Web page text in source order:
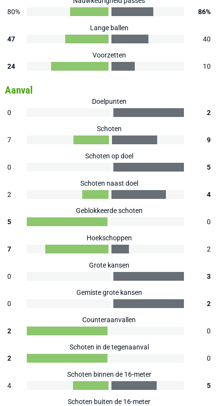
80%
86%
Lange ballen
47
40
Voorzetten
24
10
Aanval
Doelpunten
0
2
Schoten
7
9
Schoten op doel
0
5
Schoten naast doel
2
4
Geblokkeerde schoten
5
0
Hoekschoppen
7
2
Grote kansen
0
3
Gemiste grote kansen
0
2
Counteraanvallen
2
0
Schoten in de tegenaanval
2
0
Schoten binnen de 16-meter
4
5
Schoten buiten de 16-meter